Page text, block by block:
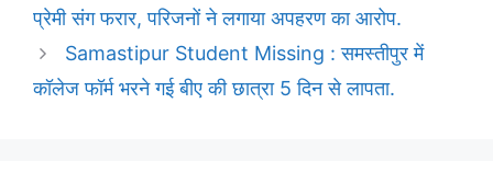
प्रेमी संग फरार, परिजनों ने लगाया अपहरण का आरोप.
Samastipur Student Missing : समस्तीपुर में
कॉलेज फॉर्म भरने गई बीए की छात्रा 5 दिन से लापता.